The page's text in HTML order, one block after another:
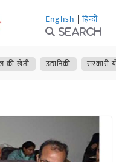
English | हिन्दी
Search
की खेती उद्यानिकी सरकारी